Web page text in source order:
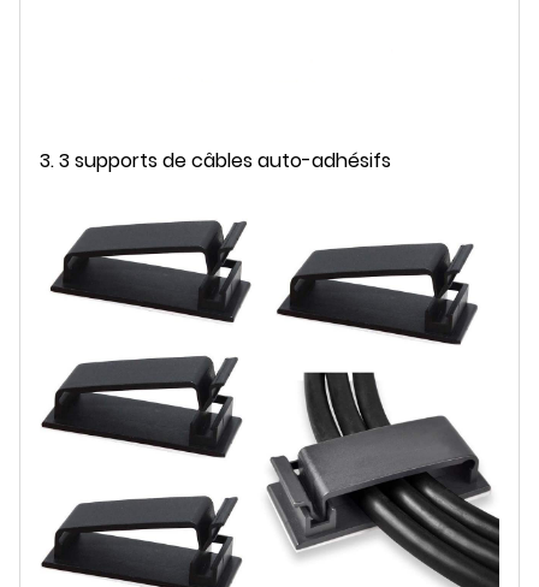
3. 3 supports de câbles auto-adhésifs